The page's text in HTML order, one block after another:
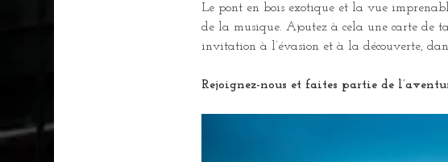
Le pont en bois exotique et la vue
de la musique. Ajoutez à cela une carte de
invitation à l’évasion et à la découverte,
Rejoignez-nous et faites partie de